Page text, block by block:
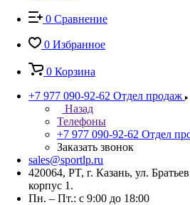
0 Сравнение
0 Избранное
0 Корзина
+7 977 090-92-62 Отдел продаж
Назад
Телефоны
+7 977 090-92-62 Отдел
Заказать звонок
sales@sportlp.ru
420064, PT, г. Казань, ул.
корпус 1.
Пн. – Пт.: с 9:00 до 18:00